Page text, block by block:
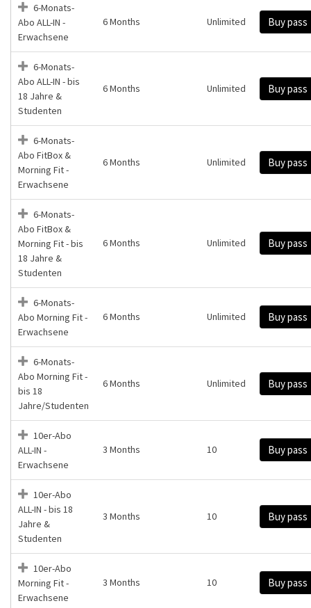
6-Monats-
Abo ALL-IN -
Erwachsene
6 Months Unlimited Buy pass
6-Monats-
Abo ALL-IN - bis
18 Jahre &
Studenten
6 Months Unlimited Buy pass
6-Monats-
Abo FitBox &
Morning Fit -
Erwachsene
6 Months Unlimited Buy pass
6-Monats-
Abo FitBox &
Morning Fit - bis
18 Jahre &
Studenten
6 Months Unlimited Buy pass
6-Monats-
Abo Morning Fit -
Erwachsene
6 Months Unlimited Buy pass
6-Monats-
Abo Morning Fit -
bis 18
Jahre/Studenten
6 Months Unlimited Buy pass
10er-Abo
ALL-IN -
Erwachsene
3 Months 10 Buy pass
10er-Abo
ALL-IN - bis 18
Jahre &
Studenten
3 Months 10 Buy pass
10er-Abo
Morning Fit -
Erwachsene
3 Months 10 Buy pass